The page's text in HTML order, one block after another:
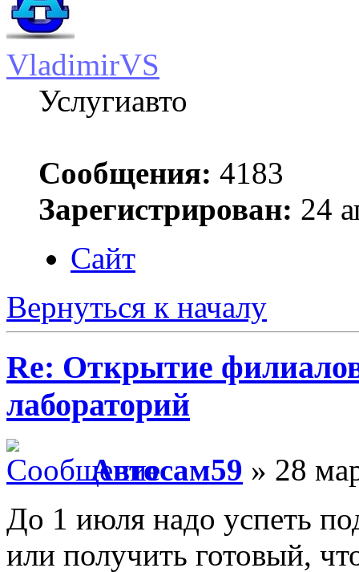
VladimirVS
Услугиавто
Сообщения: 4183
Зарегистрирован: 24
Сайт
Вернуться к началу
Re: Открытие
лабораторий
Автосам59 » 28
До 1 июля надо успеть
или получить готовый,